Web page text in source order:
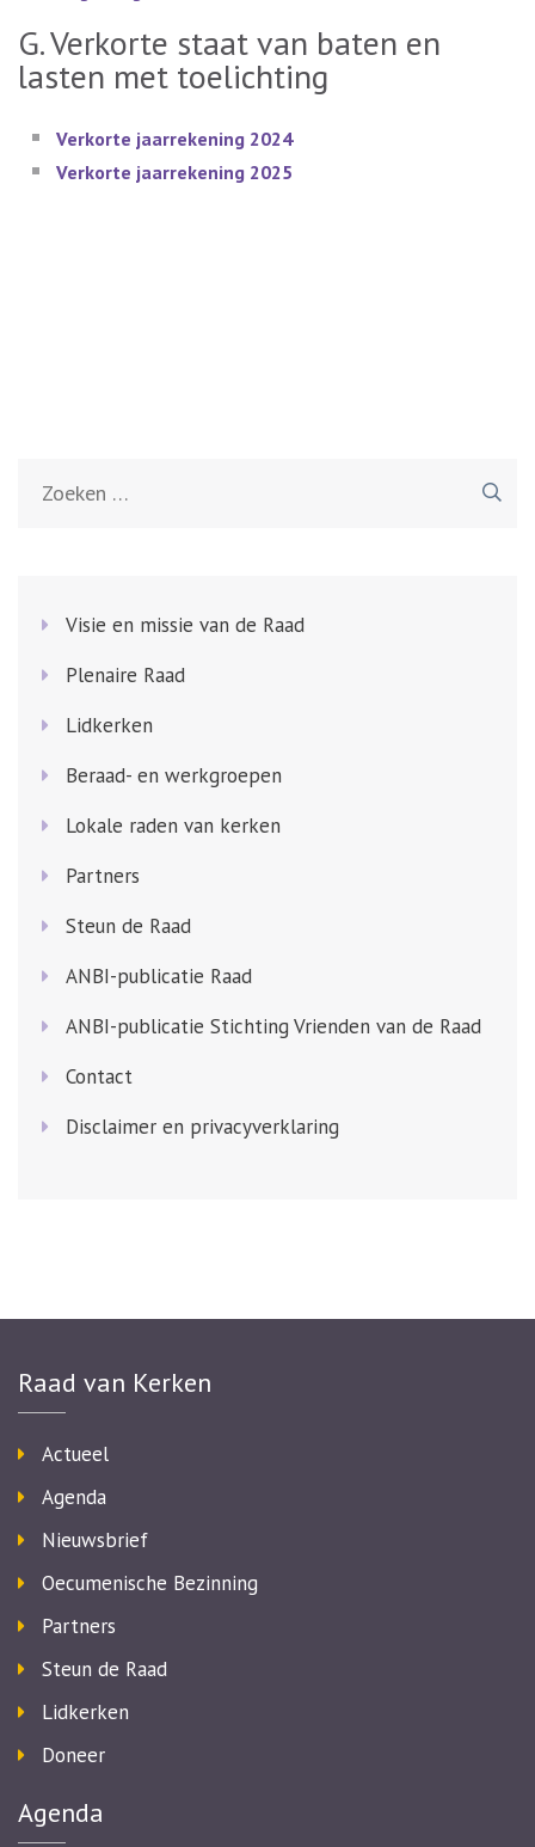
G. Verkorte staat van baten en
lasten met toelichting
Verkorte jaarrekening 2024
Verkorte jaarrekening 2025
Visie en missie van de Raad
Plenaire Raad
Lidkerken
Beraad- en werkgroepen
Lokale raden van kerken
Partners
Steun de Raad
ANBI-publicatie Raad
ANBI-publicatie Stichting Vrienden van de Raad
Contact
Disclaimer en privacyverklaring
Raad van Kerken
Actueel
Agenda
Nieuwsbrief
Oecumenische Bezinning
Partners
Steun de Raad
Lidkerken
Doneer
Agenda